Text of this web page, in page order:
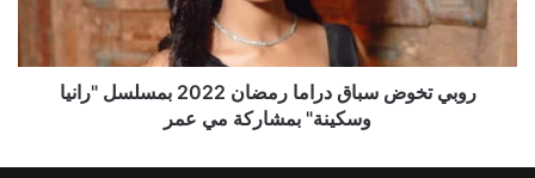
بمسلسل
وسكينة"
بمشاركة
روبي تخوض سباق دراما رمضان 2022 بمسلسل "رانيا
وسكينة" بمشاركة مي عمر